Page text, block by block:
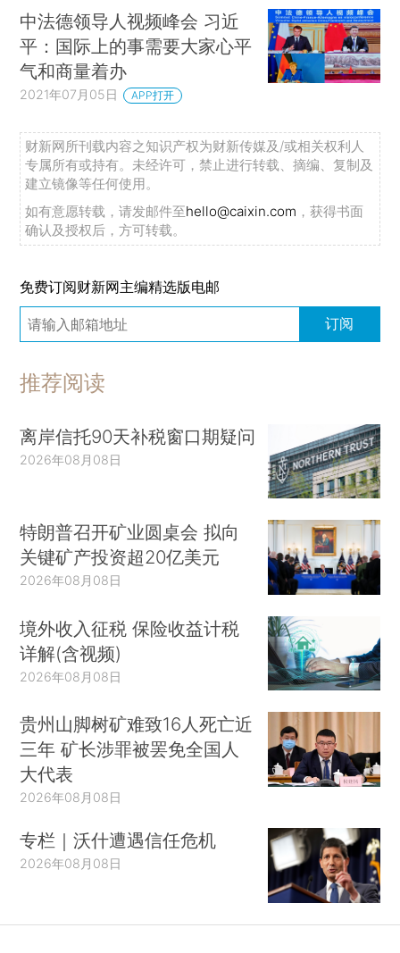
中法德领导人视频峰会 习近
平：国际上的事需要大家心平
气和商量着办
2021年07月05日 APP打开
财新网所刊载内容之知识产权为财新传媒及/或相关权利人
专属所有或持有。未经许可，禁止进行转载、摘编、复制及
建立镜像等任何使用。
如有意愿转载，请发邮件至hello@caixin.com ，获得书面
确认及授权后，方可转载。
免费订阅财新网主编精选版电邮
订阅
推荐阅读
离岸信托90天补税窗口期疑问
2026年08月08日
特朗普召开矿业圆桌会 拟向
关键矿产投资超20亿美元
2026年08月08日
境外收入征税 保险收益计税
详解(含视频)
2026年08月08日
贵州山脚树矿难致16人死亡近
三年 矿长涉罪被罢免全国人
大代表
2026年08月08日
专栏｜沃什遭遇信任危机
2026年08月08日